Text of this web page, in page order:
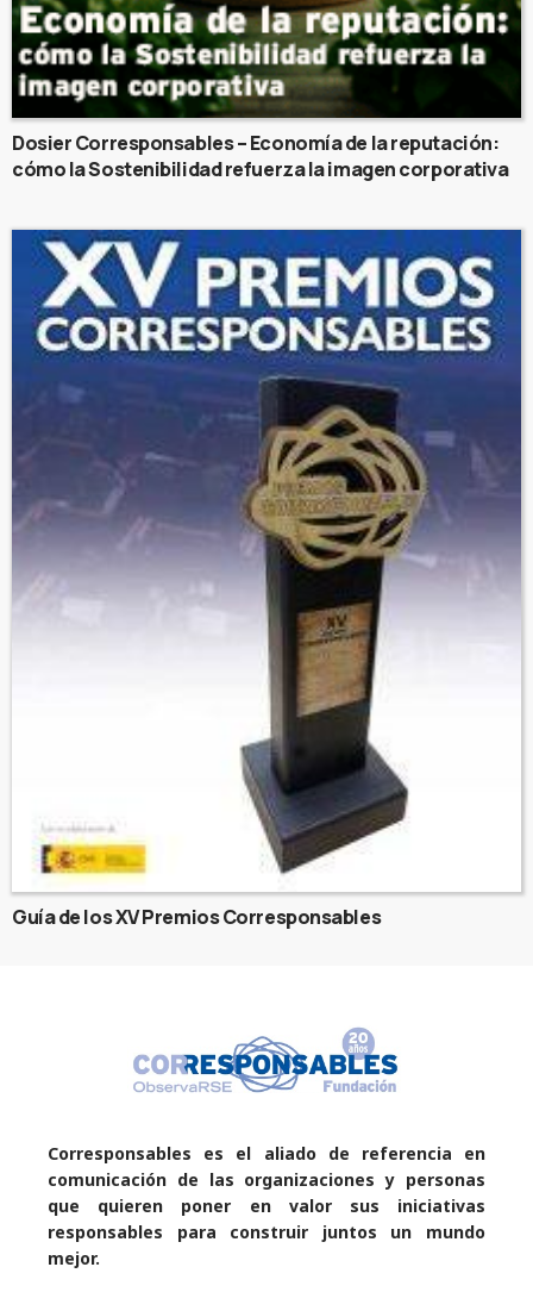
Dosier Corresponsables – Economía de la reputación:
cómo la Sostenibilidad refuerza la imagen corporativa
Guía de los XV Premios Corresponsables
Corresponsables es el aliado de referencia en
comunicación de las organizaciones y personas
que quieren poner en valor sus iniciativas
responsables para construir juntos un mundo
mejor.